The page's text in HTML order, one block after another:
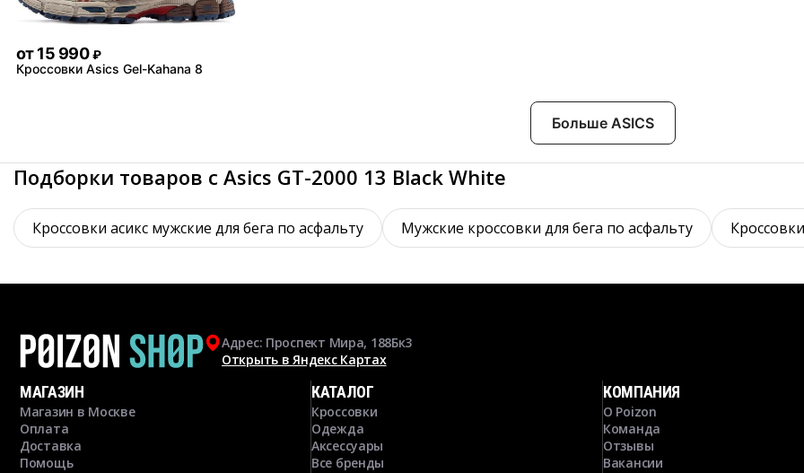
от15 990 ₽
Кроссовки Asics Gel-Kahana 8
Больше ASICS
Подборки товаров с Asics GT-2000 13 Black White
Кроссовки асикс мужские для бега по асфальту Мужские кроссовки для бега по асфальту
Адрес: Проспект Мира, 188Бк3
Открыть в Яндекс Картах
МАГАЗИН
Магазин в Москве
Оплата
Доставка
Помощь
КАТАЛОГ
Кроссовки
Одежда
Аксессуары
Все бренды
КОМПАНИЯ
О Poizon
Команда
Отзывы
Вакансии